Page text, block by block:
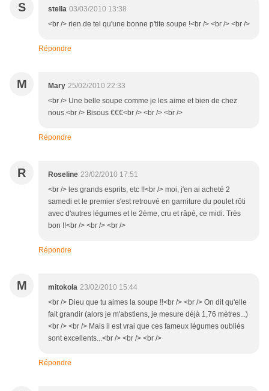
S stella 03/03/2010 13:38
<br /> rien de tel qu'une bonne p'tite soupe !<br /> <br /> <br />
Répondre
M Mary 25/02/2010 22:33
<br /> Une belle soupe comme je les aime et bien de chez
nous.<br /> Bisous €€€<br /> <br /> <br />
Répondre
R Roseline 23/02/2010 17:51
<br /> les grands esprits, etc !!<br /> moi, j'en ai acheté 2
samedi et le premier s'est retrouvé en garniture du poulet rôti
avec d'autres légumes et le 2ème, cru et râpé, ce midi. Très
bon !!<br /> <br /> <br />
Répondre
M mitokola 23/02/2010 15:44
<br /> Dieu que tu aimes la soupe !!<br /> <br /> On dit qu'elle
fait grandir (alors je m'abstiens, je mesure déjà 1,76 mètres...)
<br /> <br /> Mais il est vrai que ces fameux légumes oubliés
sont excellents...<br /> <br /> <br />
Répondre